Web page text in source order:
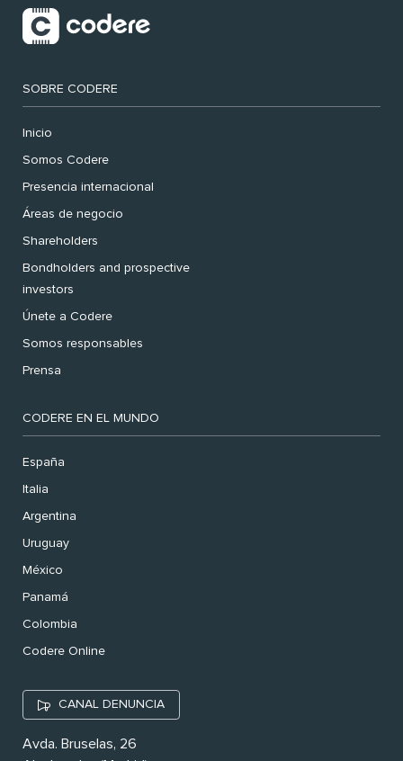
SOBRE CODERE
Inicio
Somos Codere
Presencia internacional
Áreas de negocio
Shareholders
Bondholders and prospective
investors
Únete a Codere
Somos responsables
Prensa
CODERE EN EL MUNDO
España
Italia
Argentina
Uruguay
México
Panamá
Colombia
Codere Online
CANAL DENUNCIA
Avda. Bruselas, 26